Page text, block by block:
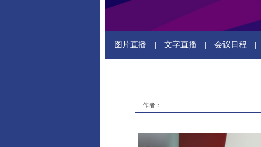
图片直播 | 文字直播 | 会议日程 |
作者：